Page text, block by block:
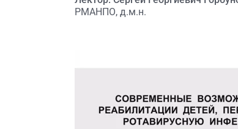
РМАНПО, д.м.н.